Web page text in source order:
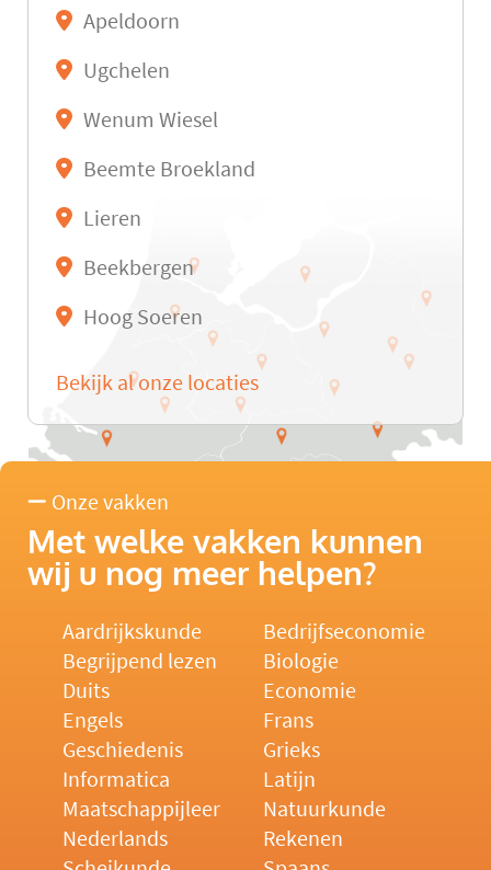
Apeldoorn
Ugchelen
Wenum Wiesel
Beemte Broekland
Lieren
Beekbergen
Hoog Soeren
Bekijk al onze locaties
Onze vakken
Met welke vakken kunnen
wij u nog meer helpen?
Aardrijkskunde
Bedrijfseconomie
Begrijpend lezen
Biologie
Duits
Economie
Engels
Frans
Geschiedenis
Grieks
Informatica
Latijn
Maatschappijleer
Natuurkunde
Nederlands
Rekenen